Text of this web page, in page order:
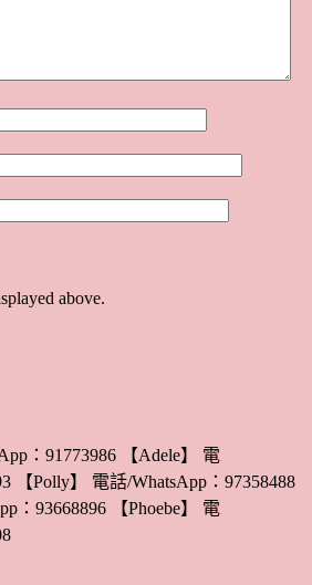
above.
：91773986 【Adele】 電
【Polly】 電話/WhatsApp：97358488
：93668896 【Phoebe】 電